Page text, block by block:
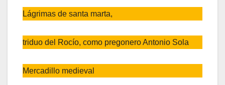
Lágrimas de santa marta,
triduo del Rocío, como pregonero Antonio Sola
Mercadillo medieval